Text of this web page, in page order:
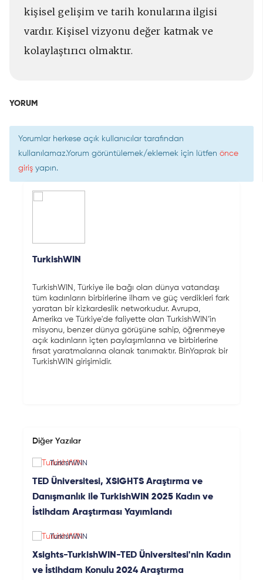
kişisel gelişim ve tarih konularına ilgisi
vardır. Kişisel vizyonu değer katmak ve
kolaylaştırıcı olmaktır.
YORUM
Yorumlar herkese açık kullanıcılar tarafından
kullanılamaz.Yorum görüntülemek/eklemek için lütfen önce
giriş yapın.
TurkishWIN
TurkishWIN, Türkiye ile bağı olan dünya vatandaşı
tüm kadınların birbirlerine ilham ve güç verdikleri fark
yaratan bir kizkardeslik networkudur. Avrupa,
Amerika ve Türkiye'de faliyette olan TurkishWIN’in
misyonu, benzer dünya görüşüne sahip, öğrenmeye
açık kadınların içten paylaşımlarına ve birbirlerine
fırsat yaratmalarına olanak tanımaktır. BinYaprak bir
TurkishWIN girişimidir.
Diğer Yazılar
TurkishWIN
TED Üniversitesi, XSIGHTS Araştırma ve
Danışmanlık ile TurkishWIN 2025 Kadın ve
İstihdam Araştırması Yayımlandı
TurkishWIN
Xsights-TurkishWIN-TED Üniversitesi'nin Kadın
ve İstihdam Konulu 2024 Araştırma